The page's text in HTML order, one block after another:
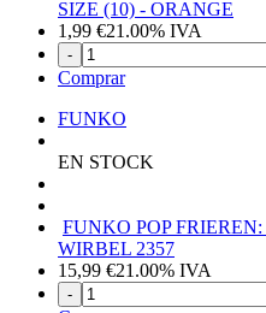
SIZE (10) - ORANGE
1,99 €21.00% IVA
-
Comprar
FUNKO
EN STOCK
FUNKO POP
WIRBEL 2357
15,99 €21.00% IVA
-